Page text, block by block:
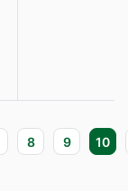
8 9 10